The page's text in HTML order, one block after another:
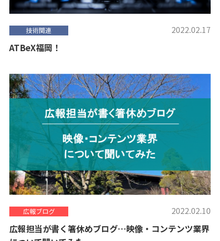
技術関連 2022.02.17
ATBeX福岡！
広報ブログ 2022.02.10
広報担当が書く箸休めブログ…映像・コンテンツ業界